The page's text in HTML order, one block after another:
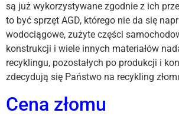
są już wykorzystywane zgodnie z ich
to być sprzęt AGD, którego nie da się
wodociągowe, zużyte części
konstrukcji i wiele innych materiałów
recyklingu, pozostałych po produkcji i
zdecydują się Państwo na recykling
Cena złomu